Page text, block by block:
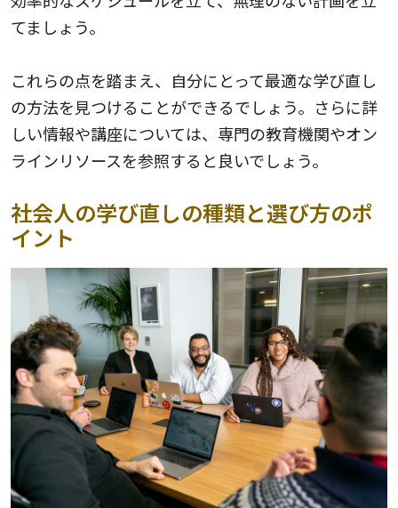
てましょう。
これらの点を踏まえ、自分にとって最適な学び直し
の方法を見つけることができるでしょう。さらに詳
しい情報や講座については、専門の教育機関やオン
ラインリソースを参照すると良いでしょう。
社会人の学び直しの種類と選び方のポ
イント